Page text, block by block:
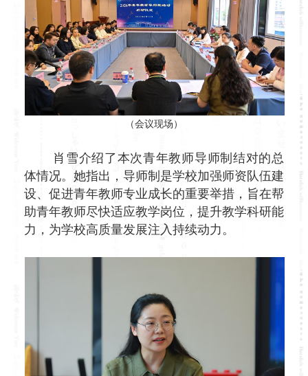
（会议现场）
肖雪介绍了本次青年教师导师制结对的总
体情况。她指出，导师制是学校加强师资队伍建
设、促进青年教师专业成长的重要举措，旨在帮
助青年教师尽快适应教学岗位，提升教学科研能
力，为学校高质量发展注入持续动力。